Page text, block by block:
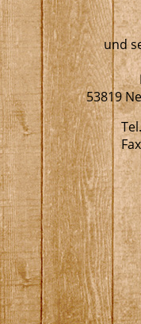
und
53819